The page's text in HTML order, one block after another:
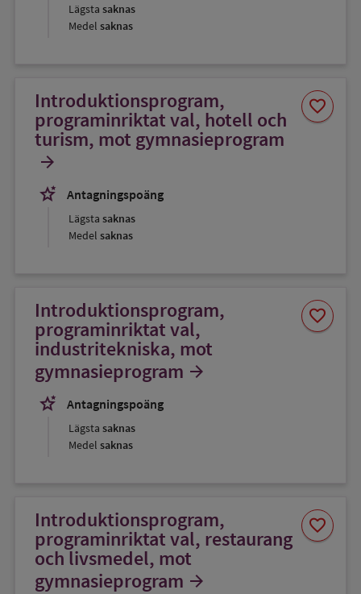
Lägsta saknas
Medel saknas
Introduktionsprogram,
programinriktat val, hotell och
turism, mot gymnasieprogram
arrow_forward
stars_2
Antagningspoäng
Lägsta saknas
Medel saknas
favorite
Spara
som
Introduktionsprogram,
programinriktat val,
industritekniska, mot
gymnasieprogram arrow_forward
stars_2
Antagningspoäng
Lägsta saknas
Medel saknas
favorite
Spara
som
Introduktionsprogram,
programinriktat val, restaurang
och livsmedel, mot
gymnasieprogram arrow_forward
favorite
Spara
som